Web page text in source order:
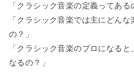
「クラシック音楽の定義ってある
「クラシック音楽では主にどん
の？」
「クラシック音楽のプロになる
なるの？」